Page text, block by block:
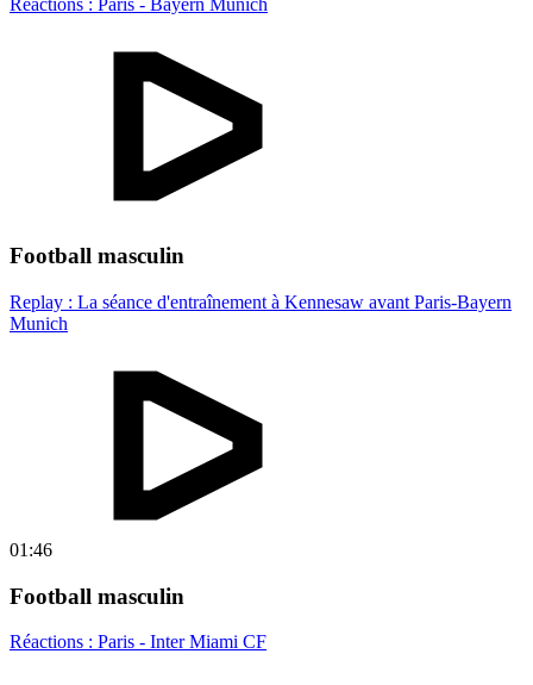
Réactions : Paris - Bayern Munich
Football masculin
Replay : La séance d'entraînement à Kennesaw avant Paris-Bayern
Munich
01:46
Football masculin
Réactions : Paris - Inter Miami CF